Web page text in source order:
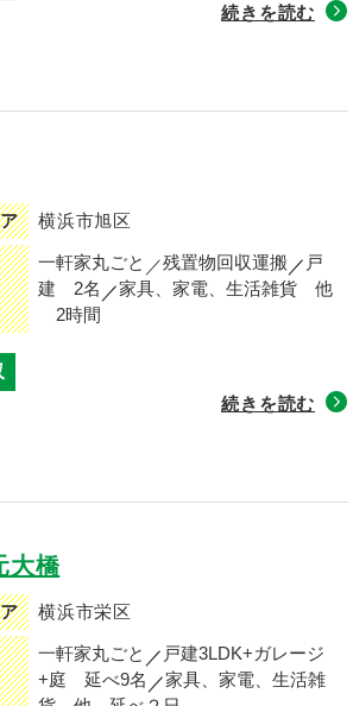
続きを読む
横浜市旭区
一軒家丸ごと 残置物回収運搬
戸
建
2名
家具、家電、生活雑貨 他
2時間
続きを読む
大橋
横浜市栄区
一軒家丸ごと
戸建3LDK+ガレージ
+庭
延べ9名
家具、家電、生活雑